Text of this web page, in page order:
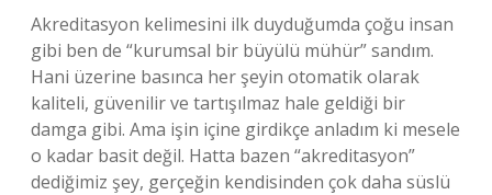
Akreditasyon kelimesini ilk duyduğumda çoğu insan
gibi ben de “kurumsal bir büyülü mühür” sandım.
Hani üzerine basınca her şeyin otomatik olarak
kaliteli, güvenilir ve tartışılmaz hale geldiği bir
damga gibi. Ama işin içine girdikçe anladım ki mesele
o kadar basit değil. Hatta bazen “akreditasyon”
dediğimiz şey, gerçeğin kendisinden çok daha süslü